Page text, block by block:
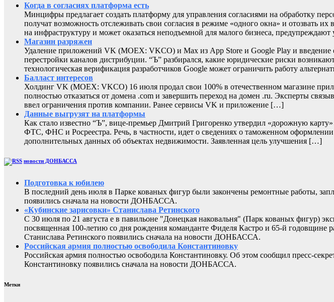
Когда в согласиях платформа есть
Минцифры предлагает создать платформу для управления согласиями на обработку
получат возможность отслеживать свои согласия в режиме «одного окна» и отозвать
на инфраструктуру и может оказаться неподъемной для малого бизнеса,
Магазин разряжен
Удаление приложений VK (MOEX: VKCO) и Max из App Store и Google Play и введение
перестройки каналов дистрибуции. “Ъ” разбирался, какие юридические риски
технологическая верификация разработчиков Google может ограничить работу
Балласт интересов
Холдинг VK (MOEX: VKCO) 16 июля продал свои 100% в отечественном магазине
полностью отказаться от домена .com и завершить переход на домен .ru. Эксперты
ввел ограничения против компании. Ранее сервисы VK и приложение […]
Данные выгрузят на платформы
Как стало известно “Ъ”, вице-премьер Дмитрий Григоренко утвердил «дорожную
ФТС, ФНС и Росреестра. Речь, в частности, идет о сведениях о таможенном
дополнительных данных об объектах недвижимости. Заявленная цель улучшения […]
новости ДОНБАССА
Подготовка к юбилею
В последний день июля в Парке кованых фигур были закончены ремонтные работы,
появились сначала на новости ДОНБАССА.
«Кубинские зарисовки» Станислава Ретинского
С 30 июля по 21 августа е в павильоне "Донецкая наковальня" (Парк кованых фигур)
посвященная 100-летию со дня рождения команданте Фиделя Кастро и 65-й
Станислава Ретинского появились сначала на новости ДОНБАССА.
Российская армия полностью освободила Константиновку
Российская армия полностью освободила Константиновку. Об этом сообщил пресс-
Константиновку появились сначала на новости ДОНБАССА.
Метки